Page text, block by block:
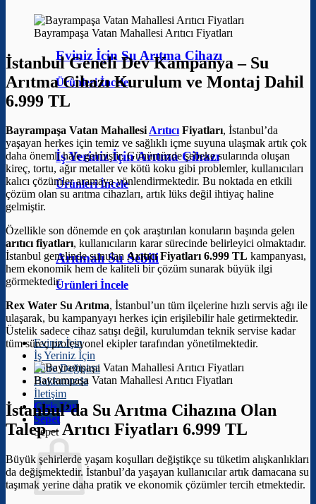
Eviniz İçin Su Arıtma Cihazı
Ürünleri İncele
İş Yeriniz İçin Arıtma Cihazı
Ürünleri İncele
Arıtmalı Su Sebili
Ürünleri İncele
Eviniz İçin
İş Yeriniz İçin
Filtre Değişimi
Hakkımızda
İletişim
Giriş Yap
Sepet
Sepet
Bayrampaşa Vatan Mahallesi Arıtıcı Fiyatları
İstanbul Geneli Dev Kampanya – Su
Arıtma Cihazı Kurulum ve Montaj Dahil
6.999 TL
Bayrampaşa Vatan MahallesiArıtıcıFiyatları, İstanbul’da
yaşayan herkes için temiz ve sağlıklı içme suyuna ulaşmak artık çok
daha önemli hale gelmiştir. Günümüzde şebeke sularında oluşan
kireç, tortu, ağır metaller ve kötü koku gibi problemler, kullanıcıları
kalıcı çözümler aramaya yönlendirmektedir. Bu noktada en etkili
çözüm olan su arıtma cihazları, artık lüks değil ihtiyaç haline
gelmiştir.
Özellikle son dönemde en çok araştırılan konuların başında gelen
arıtıcı fiyatları, kullanıcıların karar sürecinde belirleyici olmaktadır.
İstanbul genelinde sunulan Arıtıcı Fiyatları 6.999 TL kampanyası,
hem ekonomik hem de kaliteli bir çözüm sunarak büyük ilgi
görmektedir.
Rex Water Su Arıtma, İstanbul’un tüm ilçelerine hızlı servis ağı ile
ulaşarak, bu kampanyayı herkes için erişilebilir hale getirmektedir.
Üstelik sadece cihaz satışı değil, kurulumdan teknik servise kadar
tüm süreç profesyonel ekipler tarafından yönetilmektedir.
Bayrampaşa Vatan Mahallesi Arıtıcı Fiyatları
İstanbul’da Su Arıtma Cihazına Olan
Talep –Arıtıcı Fiyatları 6.999 TL
Büyük şehirlerde yaşam koşulları değiştikçe su tüketim alışkanlıkları
da değişmektedir. İstanbul’da yaşayan kullanıcılar artık damacana su
taşımak yerine daha pratik ve ekonomik çözümler tercih etmektedir.